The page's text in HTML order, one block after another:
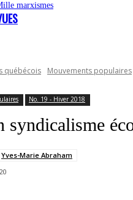
marxismes
québécois Mouvements populaires
No. 19 - Hiver 2018
syndicalisme
Yves-Marie Abraham